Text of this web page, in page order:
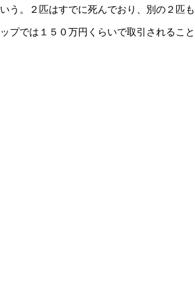
う。２匹はすでに死んでおり、別の２匹
プでは１５０万円くらいで取引される